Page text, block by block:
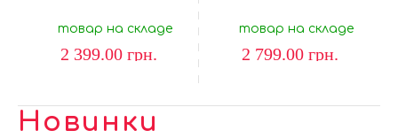
товар на складе
2 399.00 грн.
товар на складе
2 799.00 грн.
Новинки